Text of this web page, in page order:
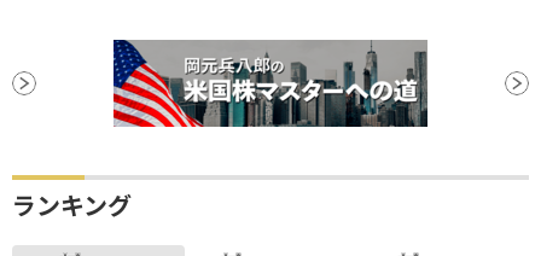
ランキング